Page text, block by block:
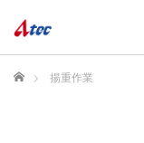
ホーム 揚重作業